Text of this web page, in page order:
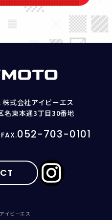
式会社アイビーエス
名東本通3丁目30番地
052-703-0101
イビーエス